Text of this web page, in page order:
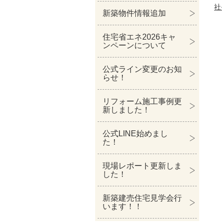
新築物件情報追加
住宅省エネ2026キャ
ンペーンについて
公式ライン変更のお知
らせ！
リフォーム施工事例更
新しました！
公式LINE始めまし
た！
現場レポート更新しま
した！
新築建売住宅見学会行
います！！